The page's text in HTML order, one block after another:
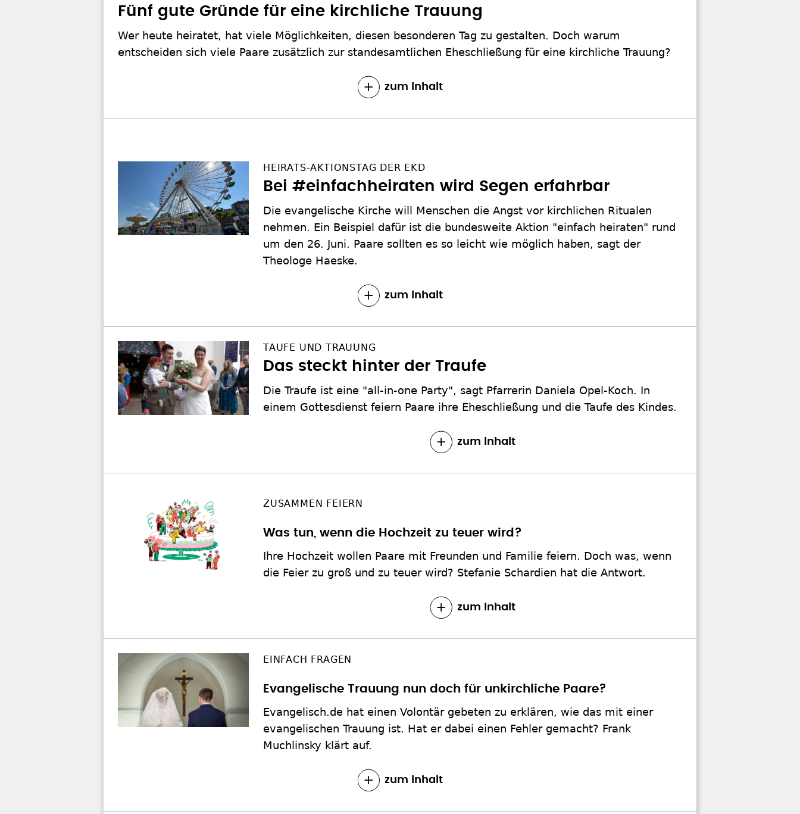
Fünf gute Gründe für eine kirchliche Trauung
Wer heute heiratet, hat viele Möglichkeiten, diesen besonderen Tag zu gestalten. Doch warum
entscheiden sich viele Paare zusätzlich zur standesamtlichen Eheschließung für eine kirchliche Trauung?
zum Inhalt
HEIRATS-AKTIONSTAG DER EKD
Bei #einfachheiraten wird Segen erfahrbar
Die evangelische Kirche will Menschen die Angst vor kirchlichen Ritualen
nehmen. Ein Beispiel dafür ist die bundesweite Aktion "einfach heiraten" rund
um den 26. Juni. Paare sollten es so leicht wie möglich haben, sagt der
Theologe Haeske.
zum Inhalt
TAUFE UND TRAUUNG
Das steckt hinter der Traufe
Die Traufe ist eine "all-in-one Party", sagt Pfarrerin Daniela Opel-Koch. In
einem Gottesdienst feiern Paare ihre Eheschließung und die Taufe des Kindes.
zum Inhalt
ZUSAMMEN FEIERN
Was tun, wenn die Hochzeit zu teuer wird?
Ihre Hochzeit wollen Paare mit Freunden und Familie feiern. Doch was, wenn
die Feier zu groß und zu teuer wird? Stefanie Schardien hat die Antwort.
zum Inhalt
EINFACH FRAGEN
Evangelische Trauung nun doch für unkirchliche Paare?
Evangelisch.de hat einen Volontär gebeten zu erklären, wie das mit einer
evangelischen Trauung ist. Hat er dabei einen Fehler gemacht? Frank
Muchlinsky klärt auf.
zum Inhalt